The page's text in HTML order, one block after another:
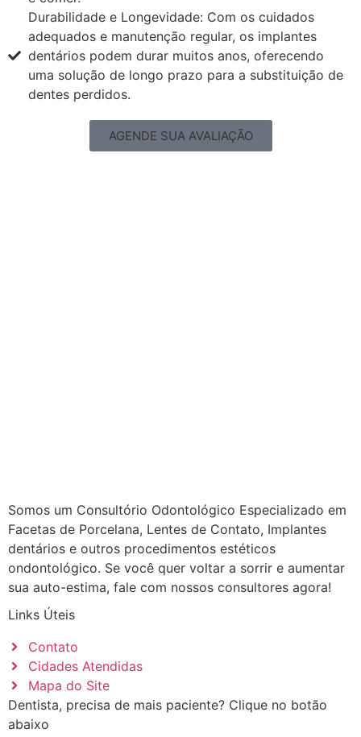
Durabilidade e Longevidade: Com os cuidados
adequados e manutenção regular, os implantes
dentários podem durar muitos anos, oferecendo
uma solução de longo prazo para a substituição de
dentes perdidos.
AGENDE SUA AVALIAÇÃO
Somos um Consultório Odontológico Especializado em
Facetas de Porcelana, Lentes de Contato, Implantes
dentários e outros procedimentos estéticos
ondontológico. Se você quer voltar a sorrir e aumentar
sua auto-estima, fale com nossos consultores agora!
Links Úteis
Contato
Cidades Atendidas
Mapa do Site
Dentista, precisa de mais paciente? Clique no botão
abaixo